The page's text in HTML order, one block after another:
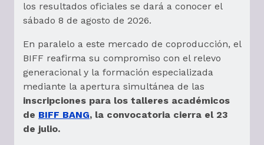
los resultados oficiales se dará a conocer el
sábado 8 de agosto de 2026.
En paralelo a este mercado de coproducción, el
BIFF reafirma su compromiso con el relevo
generacional y la formación especializada
mediante la apertura simultánea de las
inscripciones para los talleres académicos
de BIFF BANG, la convocatoria cierra el 23
de julio.